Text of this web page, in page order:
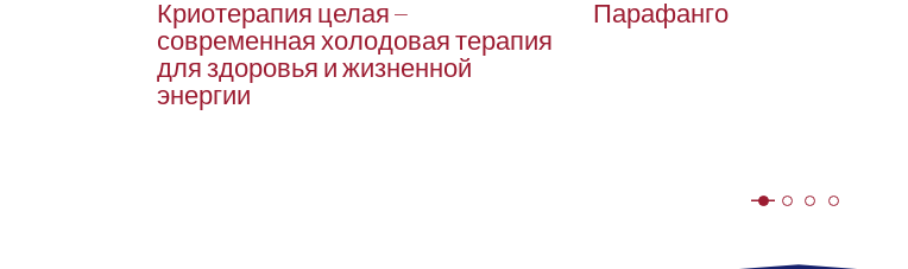
Криотерапия целая –
современная холодовая терапия
для здоровья и жизненной
энергии
Парафанго